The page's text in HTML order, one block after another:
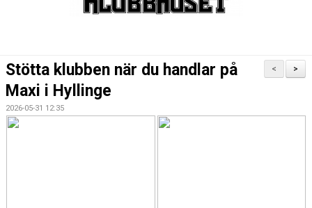
SAMARBETSPARTNERS
BLI SAMARBETSPARTNER
>
<
Stötta klubben när du handlar på
Maxi i Hyllinge
2026-05-31 12:35